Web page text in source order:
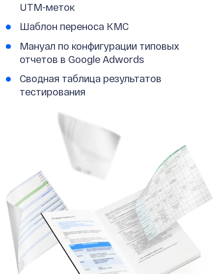
UTM-меток
Шаблон переноса КМС
Мануал по конфигурации типовых
отчетов в Google Adwords
Сводная таблица результатов
тестирования